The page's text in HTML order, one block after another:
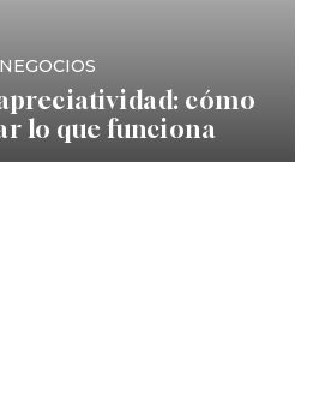
NEGOCIOS
cómo
lo que funciona